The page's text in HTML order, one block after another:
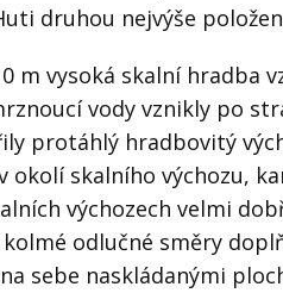
druhou nejvýše
m vysoká skalní
vody vznikly po
protáhlý hradbovitý
okolí skalního výchozu,
výchozech velmi
odlučné směry
sebe naskládanými